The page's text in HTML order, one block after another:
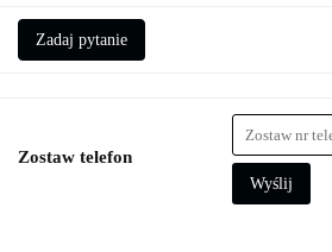
Zadaj pytanie
Zostaw telefon
Wyślij